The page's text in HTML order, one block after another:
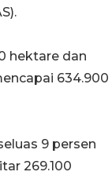
hektare dan
634.900
9 persen
269.100